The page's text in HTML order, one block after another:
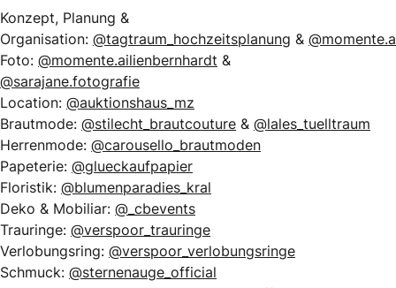
Konzept, Planung &
Organisation: @tagtraum_hochzeitsplanung &
Foto: @momente.ailienbernhardt &
@sarajane.fotografie
Location: @auktionshaus_mz
Brautmode: @stilecht_brautcouture & @lales_tuelltraum
Herrenmode: @carousello_brautmoden
Papeterie: @glueckaufpapier
Floristik: @blumenparadies_kral
Deko & Mobiliar: @_cbevents
Trauringe: @verspoor_trauringe
Verlobungsring: @verspoor_verlobungsringe
Schmuck: @sternenauge_official